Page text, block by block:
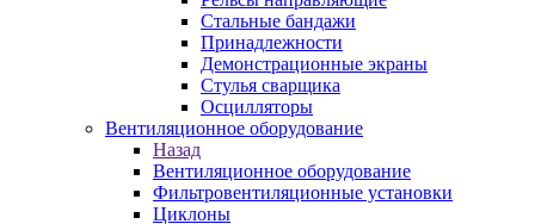
Стальные бандажи
Принадлежности
Демонстрационные экраны
Стулья сварщика
Осцилляторы
Вентиляционное оборудование
Назад
Вентиляционное оборудование
Фильтровентиляционные установки
Циклоны